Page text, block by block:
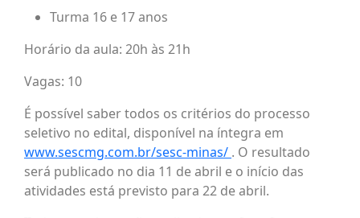
Turma 16 e 17 anos
Horário da aula: 20h às 21h
Vagas: 10
É possível saber todos os critérios do processo
seletivo no edital, disponível na íntegra em
www.sescmg.com.br/sesc-minas/ . O resultado
será publicado no dia 11 de abril e o início das
atividades está previsto para 22 de abril.